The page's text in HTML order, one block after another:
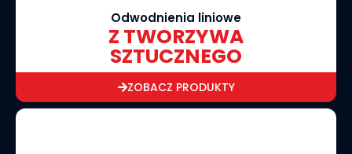
Odwodnienia liniowe
Z TWORZYWA
SZTUCZNEGO
ZOBACZ PRODUKTY